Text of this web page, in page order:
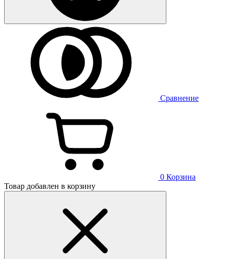
Сравнение
0 Корзина
Товар добавлен в корзину